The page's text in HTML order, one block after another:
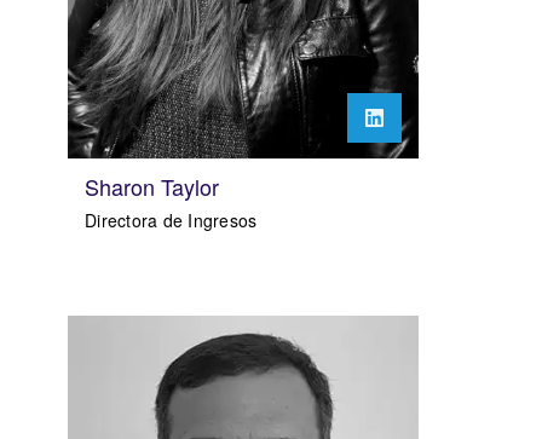
Sharon Taylor
Directora de Ingresos